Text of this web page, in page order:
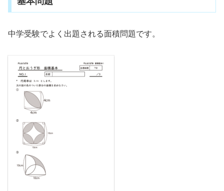
中学受験でよく出題される面積問題です。